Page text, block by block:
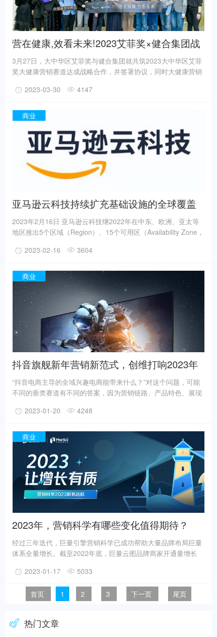
营在健康,效看未来!2023艾菲奖×健合集团战
略签约暨大健康营销专委会圆满举办
3月27日，大中华区艾菲奖与健合集团就共筑2023大中华区艾菲
奖大健康营销赛道达成战略合作，并签署协议，同时大健康营销
近20位来自大健康营销领域品牌方、平台方、代理公司等公司高
程度、行业趋势等内容进行了互动讨论，并就赛道未来发展提出
2023-03-30 4147
商业
亚马逊云科技持续扩充基础设施的全球覆盖
助力中国企业上云出海
2023年2月16日 亚马逊云科技继2022年在中东、欧洲、亚太等
地区推出5个区域（Region）、15个可用区（Availability Zone，
在全球范围内扩充基础设施。截止目前，亚马逊云科技在全球共
列、新西兰和泰国新建4个区域、12个可用区，为全球245个国家
和区域的客户提供服务，并成为众多中国出海企业上云开拓海外
业务的首选云基础设施和云服务提供商。
2023-02-16 3604
商业
抖音旗舰新年营销新范式，创维打响2023年
“开门红”
“抖音电商主导的全域兴趣电商能带来什么？”对这个问题，可能
不同的垂类赛道有不同的答案，因为营销链路、产品特色、展现
视频、直播间、商城中找到与目标客群之间的“最短连接”，实现
2023-01-20 4248
商业
2023年，营销科学有哪些变化值得期待？
经过三年迭代，巨量引擎营销科学已成功帮助大量品牌布局巨量
体系全量增长。截至2022年底，巨量云图品牌商家开通量增长
驻，服务超千家品牌，其中已有52家服务商获得平台认证。未
来，巨量引擎营销科学不仅会继续帮助客户实现营销提效，而且
将努力打造数据分析决策平台，助力品牌生意的长效经营。
2023-01-17 5033
首页 1 2 3 下一页 尾页
热门文章